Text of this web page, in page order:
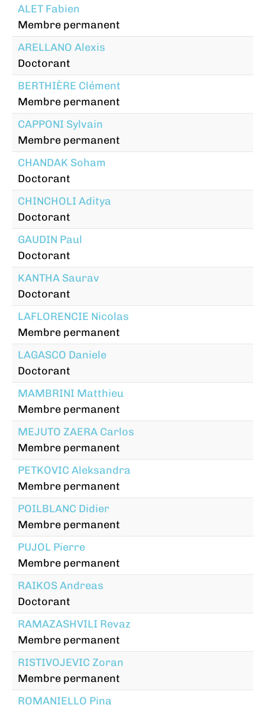
ALET Fabien
Membre permanent
ARELLANO Alexis
Doctorant
BERTHIÈRE Clément
Membre permanent
CAPPONI Sylvain
Membre permanent
CHANDAK Soham
Doctorant
CHINCHOLI Aditya
Doctorant
GAUDIN Paul
Doctorant
KANTHA Saurav
Doctorant
LAFLORENCIE Nicolas
Membre permanent
LAGASCO Daniele
Doctorant
MAMBRINI Matthieu
Membre permanent
MEJUTO ZAERA Carlos
Membre permanent
PETKOVIC Aleksandra
Membre permanent
POILBLANC Didier
Membre permanent
PUJOL Pierre
Membre permanent
RAIKOS Andreas
Doctorant
RAMAZASHVILI Revaz
Membre permanent
RISTIVOJEVIC Zoran
Membre permanent
ROMANIELLO Pina